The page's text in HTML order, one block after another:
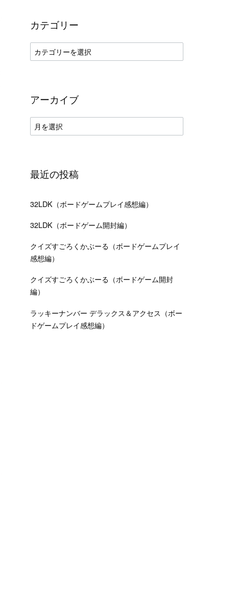
カテゴリー
カ
テ
ー
アーカイブ
ア
ー
ブ
最近の投稿
32LDK（ボードゲームプレイ感想編）
32LDK（ボードゲーム開封編）
クイズすごろくかぶーる（ボードゲームプレイ
感想編）
クイズすごろくかぶーる（ボードゲーム開封
編）
ラッキーナンバー デラックス＆アクセス（ボー
ドゲームプレイ感想編）